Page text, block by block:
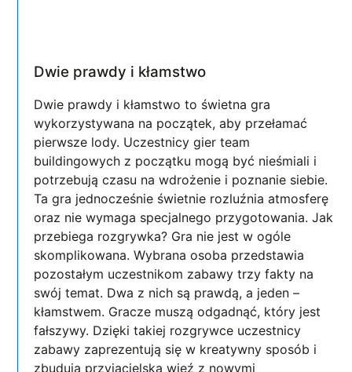
Dwie prawdy i kłamstwo
Dwie prawdy i kłamstwo to świetna gra
wykorzystywana na początek, aby przełamać
pierwsze lody. Uczestnicy gier team
buildingowych z początku mogą być nieśmiali i
potrzebują czasu na wdrożenie i poznanie siebie.
Ta gra jednocześnie świetnie rozluźnia atmosferę
oraz nie wymaga specjalnego przygotowania. Jak
przebiega rozgrywka? Gra nie jest w ogóle
skomplikowana. Wybrana osoba przedstawia
pozostałym uczestnikom zabawy trzy fakty na
swój temat. Dwa z nich są prawdą, a jeden –
kłamstwem. Gracze muszą odgadnąć, który jest
fałszywy. Dzięki takiej rozgrywce uczestnicy
zabawy zaprezentują się w kreatywny sposób i
zbudują przyjacielską więź z nowymi